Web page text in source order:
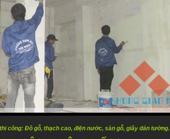
công: Đồ gỗ, thạch cao, điện nước, sàn gỗ, giấy dán tường.